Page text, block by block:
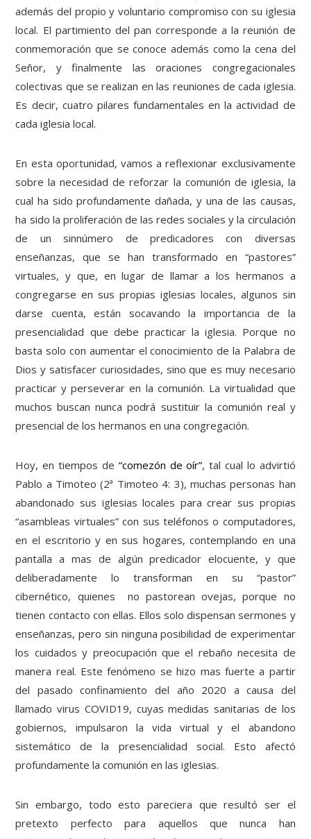
además del propio y voluntario compromiso con su iglesia
local. El partimiento del pan corresponde a la reunión de
conmemoración que se conoce además como la cena del
Señor, y finalmente las oraciones congregacionales
colectivas que se realizan en las reuniones de cada iglesia.
Es decir, cuatro pilares fundamentales en la actividad de
cada iglesia local.
En esta oportunidad, vamos a reflexionar exclusivamente
sobre la necesidad de reforzar la comunión de iglesia, la
cual ha sido profundamente dañada, y una de las causas,
ha sido la proliferación de las redes sociales y la circulación
de un sinnúmero de predicadores con diversas
enseñanzas, que se han transformado en “pastores”
virtuales, y que, en lugar de llamar a los hermanos a
congregarse en sus propias iglesias locales, algunos sin
darse cuenta, están socavando la importancia de la
presencialidad que debe practicar la iglesia. Porque no
basta solo con aumentar el conocimiento de la Palabra de
Dios y satisfacer curiosidades, sino que es muy necesario
practicar y perseverar en la comunión. La virtualidad que
muchos buscan nunca podrá sustituir la comunión real y
presencial de los hermanos en una congregación.
Hoy, en tiempos de “comezón de oír”, tal cual lo advirtió
Pablo a Timoteo (2ª Timoteo 4: 3), muchas personas han
abandonado sus iglesias locales para crear sus propias
“asambleas virtuales” con sus teléfonos o computadores,
en el escritorio y en sus hogares, contemplando en una
pantalla a mas de algún predicador elocuente, y que
deliberadamente lo transforman en su “pastor”
cibernético, quienes no pastorean ovejas, porque no
tienen contacto con ellas. Ellos solo dispensan sermones y
enseñanzas, pero sin ninguna posibilidad de experimentar
los cuidados y preocupación que el rebaño necesita de
manera real. Este fenómeno se hizo mas fuerte a partir
del pasado confinamiento del año 2020 a causa del
llamado virus COVID19, cuyas medidas sanitarias de los
gobiernos, impulsaron la vida virtual y el abandono
sistemático de la presencialidad social. Esto afectó
profundamente la comunión en las iglesias.
Sin embargo, todo esto pareciera que resultó ser el
pretexto perfecto para aquellos que nunca han